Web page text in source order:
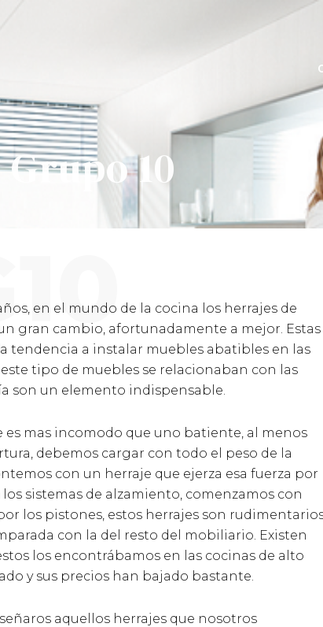
10
en el mundo de la cocina los herrajes de
gran cambio, afortunadamente a mejor. Estas
tendencia a instalar muebles abatibles en las
tipo de muebles se relacionaban con las
son un elemento indispensable.
mas incomodo que uno batiente, al menos
debemos cargar con todo el peso de la
con un herraje que ejerza esa fuerza por
sistemas de alzamiento, comenzamos con
los pistones, estos herrajes son
con la del resto del mobiliario. Existen
los encontrábamos en las cocinas de alto
y sus precios han bajado bastante.
aquellos herrajes que nosotros